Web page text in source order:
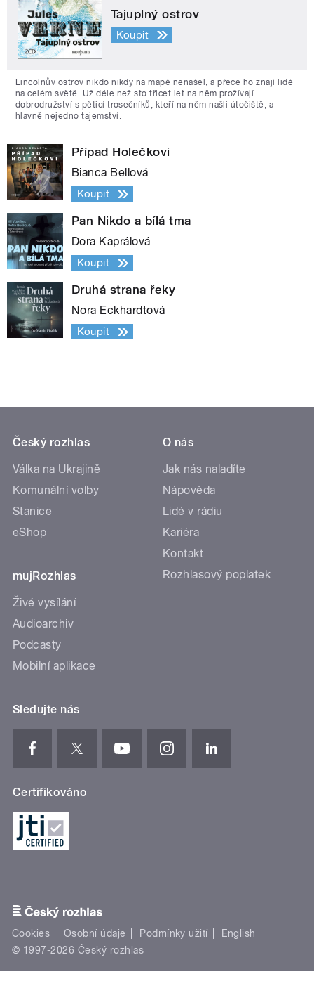
Tajuplný ostrov
Koupit
Lincolnův ostrov nikdo nikdy na mapě nenašel, a přece ho znají lidé
na celém světě. Už déle než sto třicet let na něm prožívají
dobrodružství s pěticí trosečníků, kteří na něm našli útočiště, a
hlavně nejedno tajemství.
Případ Holečkovi
Bianca Bellová
Koupit
Pan Nikdo a bílá tma
Dora Kaprálová
Koupit
Druhá strana řeky
Nora Eckhardtová
Koupit
Český rozhlas
Válka na Ukrajině
Komunální volby
Stanice
eShop
mujRozhlas
Živé vysílání
Audioarchiv
Podcasty
Mobilní aplikace
O nás
Jak nás naladíte
Nápověda
Lidé v rádiu
Kariéra
Kontakt
Rozhlasový poplatek
Sledujte nás
Certifikováno
Cookies Osobní údaje Podmínky užití
English
© 1997-2026 Český rozhlas